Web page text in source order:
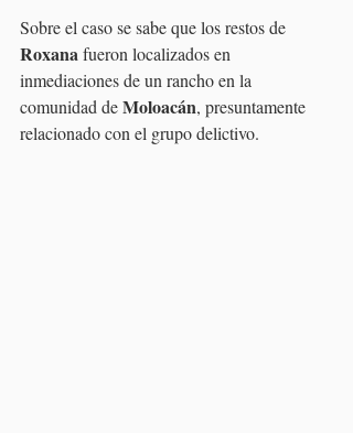
Sobre el caso se sabe que los restos de
Roxana fueron localizados en
inmediaciones de un rancho en la
comunidad de Moloacán, presuntamente
relacionado con el grupo delictivo.